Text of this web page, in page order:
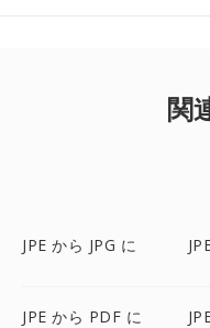
関
JPE から JPG に
JPE から PDF に